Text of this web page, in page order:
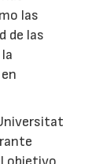
las
de las